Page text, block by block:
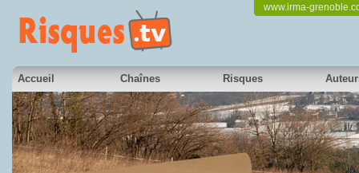
www.irma-
Accueil Chaînes Risques